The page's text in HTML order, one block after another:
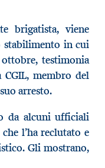
brigatista, viene
stabilimento in cui
testimonia
membro del
arresto.
da alcuni ufficiali
l’ha reclutato e
Gli mostrano,